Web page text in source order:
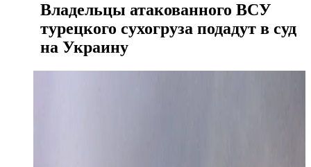
Владельцы атакованного ВСУ
турецкого сухогруза подадут в суд
на Украину